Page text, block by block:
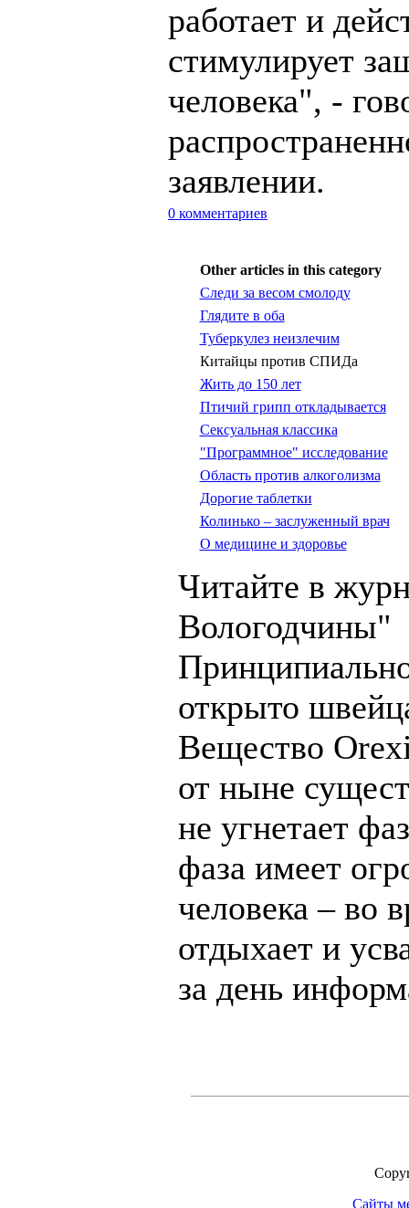
работает и
стимулирует
человека", -
заявлении.
0 комментариев
Other articles in this category
Cледи за весом смолоду
Глядите в оба
Туберкулез неизлечим
Китайцы против СПИДа
Жить до 150 лет
Птичий грипп откладывается
Сексуальная классика
"Программное" исследование
Область против алкоголизма
Дорогие таблетки
Колинько – заслуженный врач
О медицине и здоровье
Читайте в
Вологодчины"
открыто
Вещество
от ныне
не угнетает
фаза имеет
человека – во
отдыхает и
за день
Сайты